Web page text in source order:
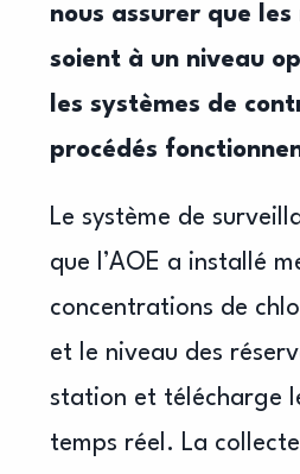
nous assurer que
soient à un niveau
les systèmes de
procédés
Le système de
que l’AOE a installé
concentrations de
et le niveau des
station et télécharge
temps réel. La